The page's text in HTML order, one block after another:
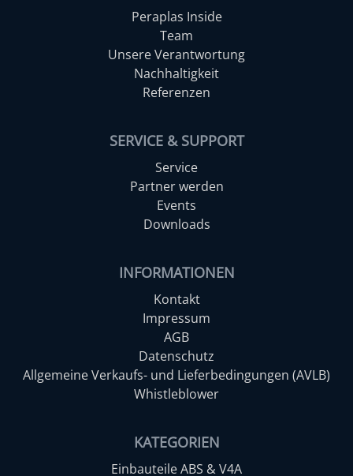
Peraplas Inside
Team
Unsere Verantwortung
Nachhaltigkeit
Referenzen
SERVICE & SUPPORT
Service
Partner werden
Events
Downloads
INFORMATIONEN
Kontakt
Impressum
AGB
Datenschutz
Allgemeine Verkaufs- und Lieferbedingungen (AVLB)
Whistleblower
KATEGORIEN
Einbauteile ABS & V4A